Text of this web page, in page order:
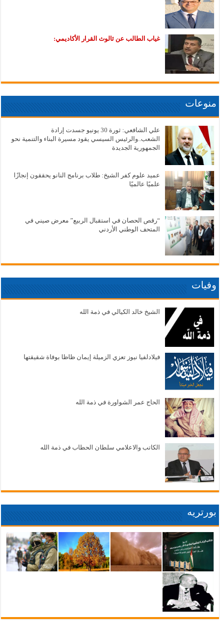
غياب الطالب عن ثالوث القرار الأكاديمي:
منوعات
علي الشافعي: ثورة 30 يونيو جسدت إرادة
الشعب..والرئيس السيسي يقود مسيرة البناء والتنمية نحو
الجمهورية الجديدة
عميد علوم كفر الشيخ: طلاب برنامج النانو يحققون إنجازًا
علميًا عالميًا
“رقص الحصان في استقبال الربيع” معرض صيني في
المتحف الوطني الأردني
وفيات
الشيخ خالد الكيالي في ذمة الله
فيلادلفيا نيوز تعزي الزميلة إيمان ظاظا بوفاة شقيقتها
الحاج عمر الشواورة في ذمة الله
الكاتب والاعلامي سلطان الحطاب في ذمة الله
بورتريه